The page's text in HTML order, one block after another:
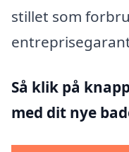
stillet som
Så klik på
med dit nye